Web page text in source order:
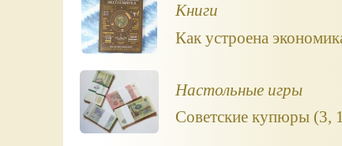
Книги
Как устроена
Настольные игры
Советские купюры (3,